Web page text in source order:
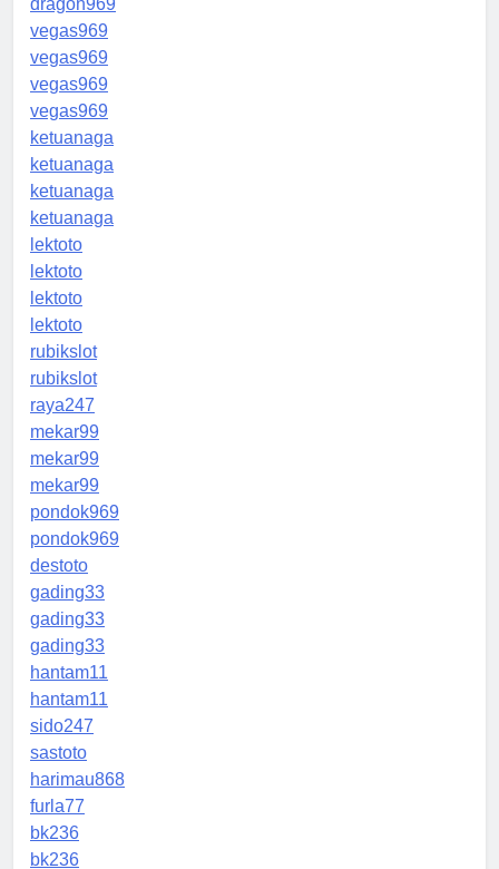
dragon969
vegas969
vegas969
vegas969
vegas969
ketuanaga
ketuanaga
ketuanaga
ketuanaga
lektoto
lektoto
lektoto
lektoto
rubikslot
rubikslot
raya247
mekar99
mekar99
mekar99
pondok969
pondok969
destoto
gading33
gading33
gading33
hantam11
hantam11
sido247
sastoto
harimau868
furla77
bk236
bk236